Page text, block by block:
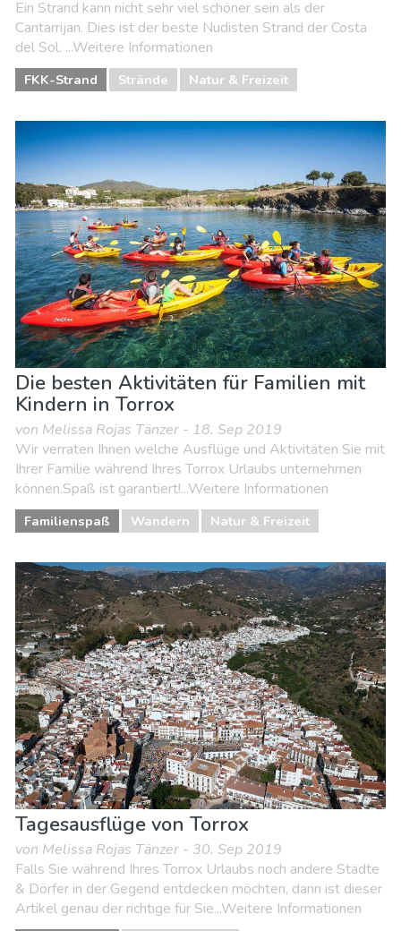
Ein Strand kann nicht sehr viel schöner sein als der
Cantarrijan. Dies ist der beste Nudisten Strand der Costa
del Sol. ...Weitere Informationen
FKK-Strand Strände Natur & Freizeit
Die besten Aktivitäten für Familien mit
Kindern in Torrox
von Melissa Rojas Tänzer - 18. Sep 2019
Wir verraten Ihnen welche Ausflüge und Aktivitäten Sie mit
Ihrer Familie während Ihres Torrox Urlaubs unternehmen
können.Spaß ist garantiert!...Weitere Informationen
Familienspaß Wandern Natur & Freizeit
Tagesausflüge von Torrox
von Melissa Rojas Tänzer - 30. Sep 2019
Falls Sie während Ihres Torrox Urlaubs noch andere Städte
& Dörfer in der Gegend entdecken möchten, dann ist dieser
Artikel genau der richtige für Sie...Weitere Informationen